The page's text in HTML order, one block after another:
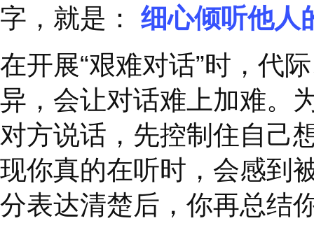
1、 耐心倾听，让认知
日本经营大咖松下幸
教授问他，有什么成